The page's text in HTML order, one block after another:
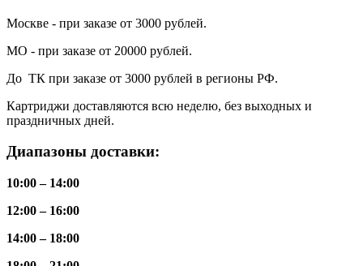
Москве - при заказе от 3000 рублей.
МО - при заказе от 20000 рублей.
До ТК при заказе от 3000 рублей в регионы РФ.
Картриджи доставляются всю неделю, без выходных и
праздничных дней.
Диапазоны доставки:
10:00 – 14:00
12:00 – 16:00
14:00 – 18:00